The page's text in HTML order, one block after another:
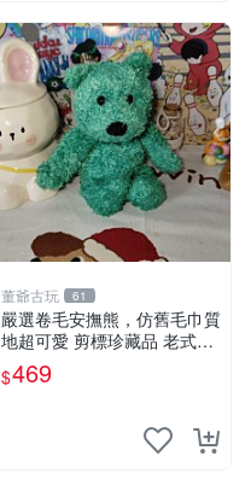
董爺古玩 61
嚴選卷毛安撫熊，仿舊毛巾質
地超可愛 剪標珍藏品 老式毛
巾質地 安撫熊 款式
$469